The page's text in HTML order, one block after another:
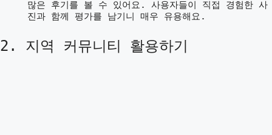
많은 후기를 볼 수 있어요. 사용자들이 직접 경험한 사
진과 함께 평가를 남기니 매우 유용해요.
2. 지역 커뮤니티 활용하기